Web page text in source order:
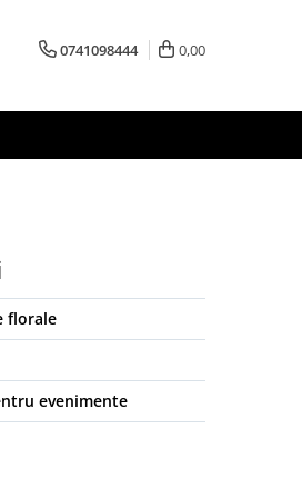
0741098444 0,00
florale
evenimente